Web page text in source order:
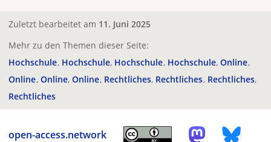
Zuletzt bearbeitet am 11. Juni 2025
Mehr zu den Themen dieser Seite:
Hochschule Hochschule Hochschule Hochschule Online
Online Online Online Rechtliches Rechtliches Rechtliches
Rechtliches
open-access.network